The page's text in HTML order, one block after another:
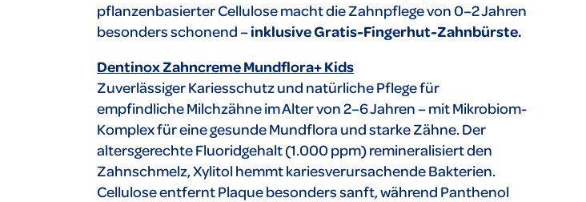
pflanzenbasierter Cellulose macht die Zahnpflege von 0–2 Jahren
besonders schonend –inklusive Gratis-Fingerhut-Zahnbürste.
Dentinox Zahncreme Mundflora+ Kids
Zuverlässiger Kariesschutz und natürliche Pflege für
empfindliche Milchzähne im Alter von 2–6 Jahren – mit Mikrobiom-
Komplex für eine gesunde Mundflora und starke Zähne. Der
altersgerechte Fluoridgehalt (1.000 ppm) remineralisiert den
Zahnschmelz, Xylitol hemmt kariesverursachende Bakterien.
Cellulose entfernt Plaque besonders sanft, während Panthenol